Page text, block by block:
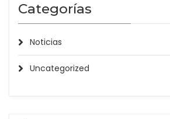
Categorías
Noticias
Uncategorized